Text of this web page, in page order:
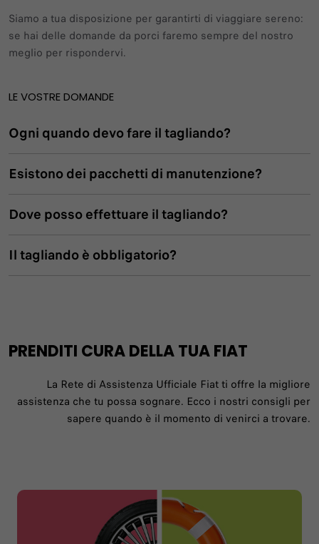
Siamo a tua disposizione per garantirti di viaggiare sereno:
se hai delle domande da porci faremo sempre del nostro
meglio per rispondervi.
LE VOSTRE DOMANDE
Ogni quando devo fare il tagliando?
Esistono dei pacchetti di manutenzione?
Dove posso effettuare il tagliando?
Il tagliando è obbligatorio?
PRENDITI CURA DELLA TUA FIAT
La Rete di Assistenza Ufficiale Fiat ti offre la migliore
assistenza che tu possa sognare. Ecco i nostri consigli per
sapere quando è il momento di venirci a trovare.